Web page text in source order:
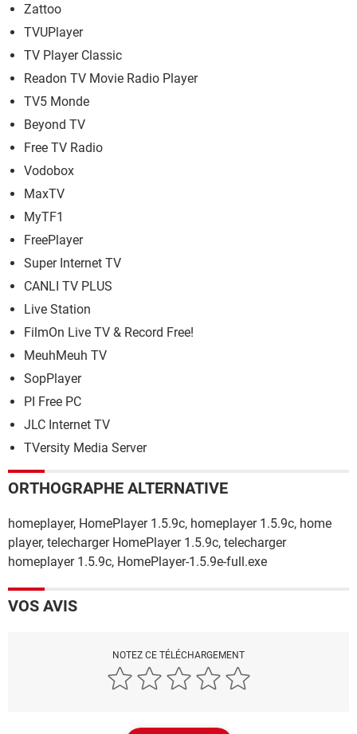
Zattoo
TVUPlayer
TV Player Classic
Readon TV Movie Radio Player
TV5 Monde
Beyond TV
Free TV Radio
Vodobox
MaxTV
MyTF1
FreePlayer
Super Internet TV
CANLI TV PLUS
Live Station
FilmOn Live TV & Record Free!
MeuhMeuh TV
SopPlayer
PI Free PC
JLC Internet TV
TVersity Media Server
ORTHOGRAPHE ALTERNATIVE
homeplayer, HomePlayer 1.5.9c, homeplayer 1.5.9c, home
player, telecharger HomePlayer 1.5.9c, telecharger
homeplayer 1.5.9c, HomePlayer-1.5.9e-full.exe
VOS AVIS
NOTEZ CE TÉLÉCHARGEMENT